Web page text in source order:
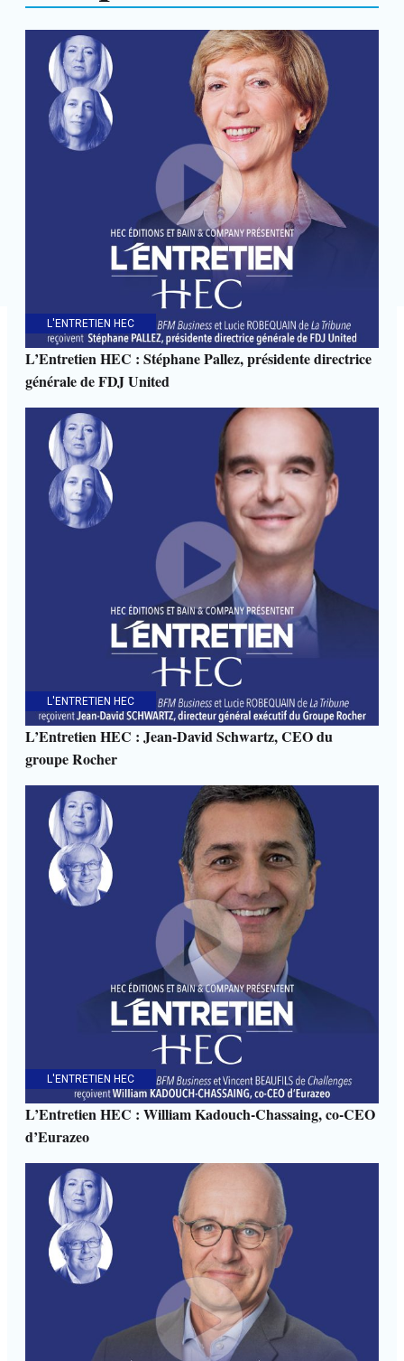
L'ENTRETIEN HEC
L’Entretien HEC : Stéphane Pallez, présidente directrice
générale de FDJ United
L'ENTRETIEN HEC
L’Entretien HEC : Jean-David Schwartz, CEO du
groupe Rocher
L'ENTRETIEN HEC
L’Entretien HEC : William Kadouch-Chassaing, co-CEO
d’Eurazeo